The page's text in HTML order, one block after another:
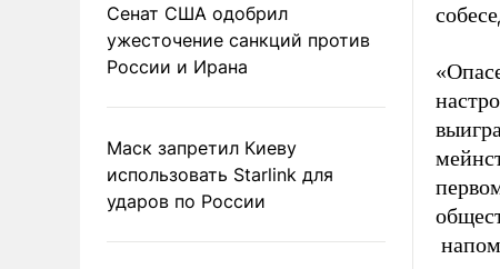
Сенат США одобрил
ужесточение санкций против
России и Ирана
Маск запретил Киеву
использовать Starlink для
ударов по России